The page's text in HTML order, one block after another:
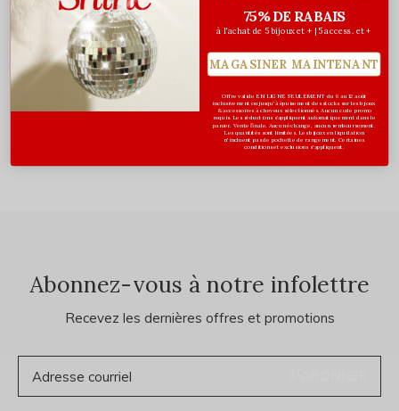
Les Précieuses
Pince à cheveux demi-lune
XL - Beige
Avant les taxes
Les Précieuses
Pince à cheveux demi-lune
XL - Noir
14,00$CA
Avant les taxes
Abonnez-vous à notre infolettre
Recevez les dernières offres et promotions
75% DE RABAIS
à l'achat de 5 bijoux et + | 5 access. et +
MAGASINER MAINTENANT
Offre valide EN LIGNE SEULEMENT du 6 au 12 août
inclusivement ou jusqu'à épuisement des stocks sur les bijoux
& accessoires à cheveux sélectionnés. Aucun code promo
requis. Les réductions s’appliquent automatiquement dans le
panier. Vente finale. Aucun échange, aucun remboursement.
Les quantités sont limitées. Les bijoux en liquidation
n'incluent pas de pochette de rangement. Certaines
conditions et exclusions s'appliquent.